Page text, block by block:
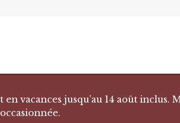
vacances jusqu’au 14 août